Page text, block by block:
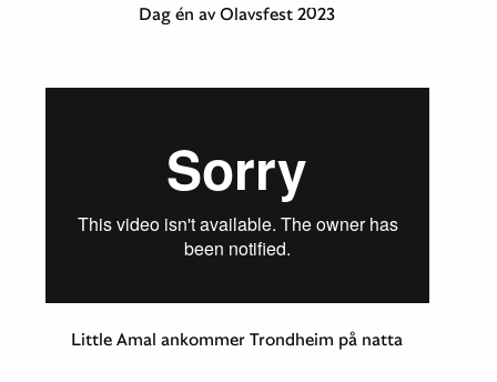
Dag én av Olavsfest 2023
Little Amal ankommer Trondheim på natta